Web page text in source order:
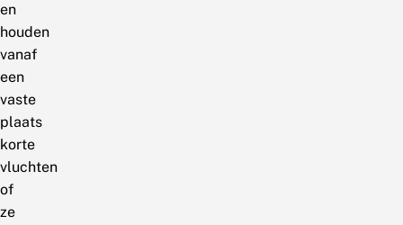
en
houden
vanaf
een
vaste
plaats
korte
vluchten
of
ze